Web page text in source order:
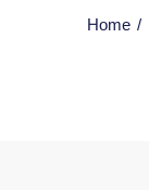
Home